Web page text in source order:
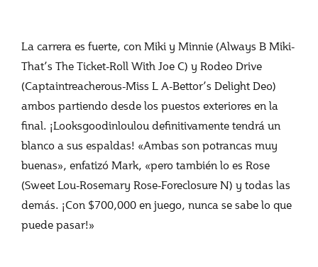
La carrera es fuerte, con Miki y Minnie (Always B Miki-
That’s The Ticket-Roll With Joe C) y Rodeo Drive
(Captaintreacherous-Miss L A-Bettor’s Delight Deo)
ambos partiendo desde los puestos exteriores en la
final. ¡Looksgoodinloulou definitivamente tendrá un
blanco a sus espaldas! «Ambas son potrancas muy
buenas», enfatizó Mark, «pero también lo es Rose
(Sweet Lou-Rosemary Rose-Foreclosure N) y todas las
demás. ¡Con $700,000 en juego, nunca se sabe lo que
puede pasar!»